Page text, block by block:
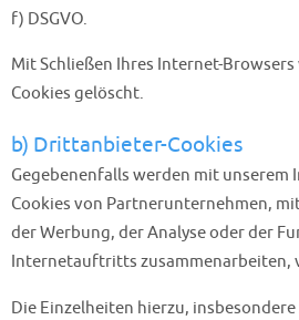
f) DSGVO.
Mit Schließen Ihres Internet-Browsers
Cookies gelöscht.
b) Drittanbieter-Cookies
Gegebenenfalls werden mit
Cookies von Partnerunternehmen,
der Werbung, der Analyse oder der
Internetauftritts zusammenarbeiten,
Die Einzelheiten hierzu,